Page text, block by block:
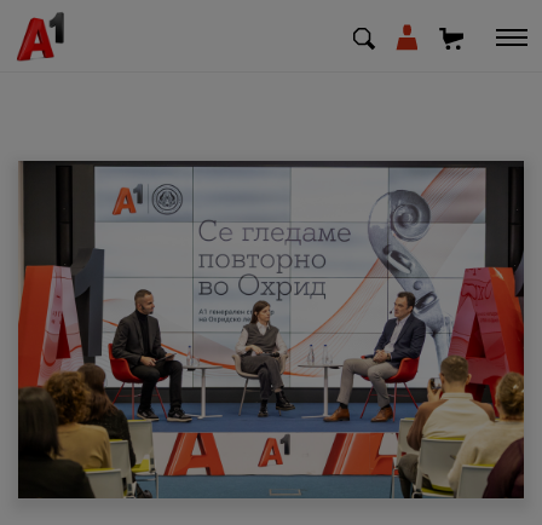
МК SQ
Приватни Деловни
Поддршка
Надополни кредит